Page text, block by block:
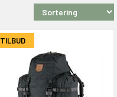
TILBUD